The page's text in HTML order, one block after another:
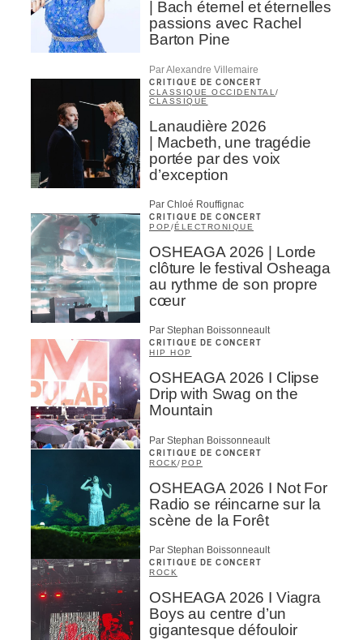
| Bach éternel et éternelles
passions avec Rachel
Barton Pine
Par Alexandre Villemaire
CRITIQUE DE CONCERT
CLASSIQUE OCCIDENTAL /
CLASSIQUE
Lanaudière 2026
| Macbeth, une tragédie
portée par des voix
d’exception
Par Chloé Rouffignac
CRITIQUE DE CONCERT
POP /ÉLECTRONIQUE
OSHEAGA 2026 | Lorde
clôture le festival Osheaga
au rythme de son propre
cœur
Par Stephan Boissonneault
CRITIQUE DE CONCERT
HIP HOP
OSHEAGA 2026 I Clipse
Drip with Swag on the
Mountain
Par Stephan Boissonneault
CRITIQUE DE CONCERT
ROCK/POP
OSHEAGA 2026 I Not For
Radio se réincarne sur la
scène de la Forêt
Par Stephan Boissonneault
CRITIQUE DE CONCERT
ROCK
OSHEAGA 2026 I Viagra
Boys au centre d’un
gigantesque défouloir